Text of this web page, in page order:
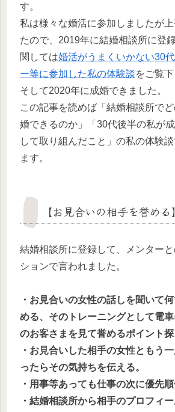
す。
私は様々な婚活に参加しましたが
たので、2019年に結婚相談所に登
関しては婚活がうまくいかない30
ー等に参加した私の体験談をご覧下
そして2020年に成婚できました。
この記事を読めば「結婚相談所で
婚できるのか」「30代後半の私が
して取り組んだこと」の私の体験
ます。
【お見合いの相手を誉める】
結婚相談所に登録して、メンター
ションで言われました。
・お見合いの女性の話しを聞いて
める、そのトレーニングとして電
のお客さまを見て誉めるポイント探
・お見合いした相手の女性ともう
ったらその気持ちを伝える。
・用事等あっても仕事の次に優先順
・結婚相談所から相手のプロフィ